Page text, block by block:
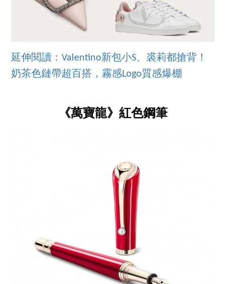
延伸閱讀：Valentino新包小S、裘莉都搶背！
奶茶色鏈帶超百搭，霧感Logo質感爆棚
《萬寶龍》紅色鋼筆